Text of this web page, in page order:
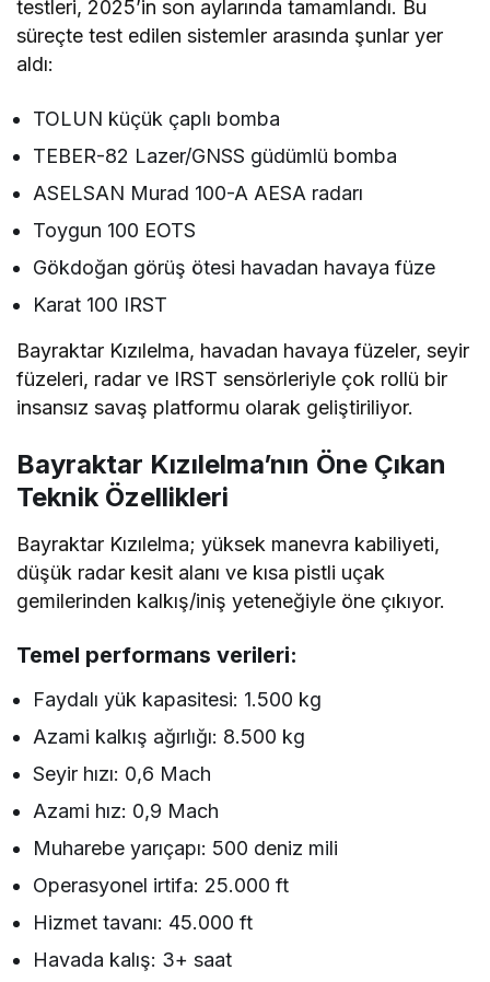
testleri, 2025’in son aylarında tamamlandı. Bu
süreçte test edilen sistemler arasında şunlar yer
aldı:
TOLUN küçük çaplı bomba
TEBER-82 Lazer/GNSS güdümlü bomba
ASELSAN Murad 100-A AESA radarı
Toygun 100 EOTS
Gökdoğan görüş ötesi havadan havaya füze
Karat 100 IRST
Bayraktar Kızılelma, havadan havaya füzeler, seyir
füzeleri, radar ve IRST sensörleriyle çok rollü bir
insansız savaş platformu olarak geliştiriliyor.
Bayraktar Kızılelma’nın Öne Çıkan
Teknik Özellikleri
Bayraktar Kızılelma; yüksek manevra kabiliyeti,
düşük radar kesit alanı ve kısa pistli uçak
gemilerinden kalkış/iniş yeteneğiyle öne çıkıyor.
Temel performans verileri:
Faydalı yük kapasitesi: 1.500 kg
Azami kalkış ağırlığı: 8.500 kg
Seyir hızı: 0,6 Mach
Azami hız: 0,9 Mach
Muharebe yarıçapı: 500 deniz mili
Operasyonel irtifa: 25.000 ft
Hizmet tavanı: 45.000 ft
Havada kalış: 3+ saat